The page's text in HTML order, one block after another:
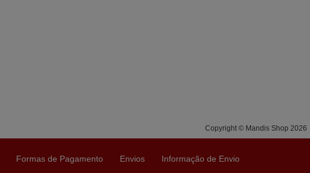
Copyright © Mandis Shop 2026
Formas de Pagamento Envios
Informação de Envio